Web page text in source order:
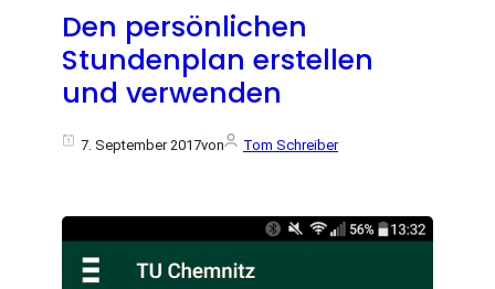
Den persönlichen
Stundenplan erstellen
und verwenden
7. September 2017von Tom Schreiber